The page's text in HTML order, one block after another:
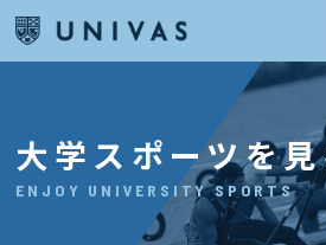
大学スポーツを
ENJOY UNIVERSITY SPORTS